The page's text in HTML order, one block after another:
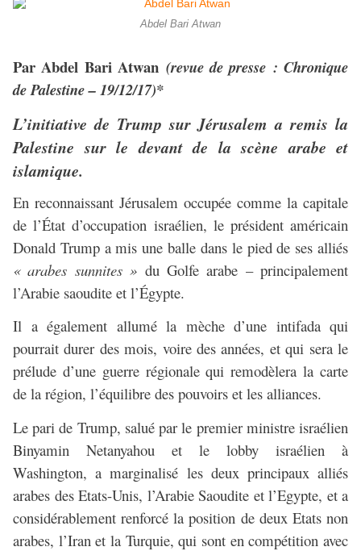
Abdel Bari Atwan
Par Abdel Bari Atwan (revue de presse : Chronique
de Palestine – 19/12/17)*
L’initiative de Trump sur Jérusalem a remis la
Palestine sur le devant de la scène arabe et
islamique.
En reconnaissant Jérusalem occupée comme la capitale
de l’État d’occupation israélien, le président américain
Donald Trump a mis une balle dans le pied de ses alliés
« arabes sunnites » du Golfe arabe – principalement
l’Arabie saoudite et l’Égypte.
Il a également allumé la mèche d’une intifada qui
pourrait durer des mois, voire des années, et qui sera le
prélude d’une guerre régionale qui remodèlera la carte
de la région, l’équilibre des pouvoirs et les alliances.
Le pari de Trump, salué par le premier ministre israélien
Binyamin Netanyahou et le lobby israélien à
Washington, a marginalisé les deux principaux alliés
arabes des Etats-Unis, l’Arabie Saoudite et l’Egypte, et a
considérablement renforcé la position de deux Etats non
arabes, l’Iran et la Turquie, qui sont en compétition avec